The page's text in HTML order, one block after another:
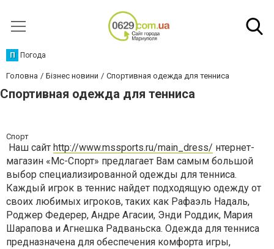
П Погода
Головна Бізнес новини Спортивная одежда для тенниса
Спортивная одежда для тенниса
Спорт
Наш сайт http://www.mssports.ru/main_dress/ нтернет-
магазин «Мc-Спорт» предлагает Вам самым большой
выбор специализированной одежды для тенниса.
Каждый игрок в теннис найдет подходящую одежду от
своих любимых игроков, таких как Рафаэль Надаль,
Роджер Федерер, Андре Агасии, Энди Роддик, Мария
Шарапова и Агнешка Радваньска. Одежда для тенниса
предназначена для обеспечения комфорта игры,